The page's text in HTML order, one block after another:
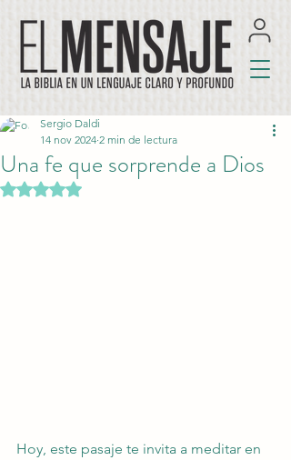
Una fe que sorprende a Dios
Sergio Daldi
14 nov 2024 2 min de lectura
Obtuvo NaN de 5 estrellas.
Hoy, este pasaje te invita a meditar en